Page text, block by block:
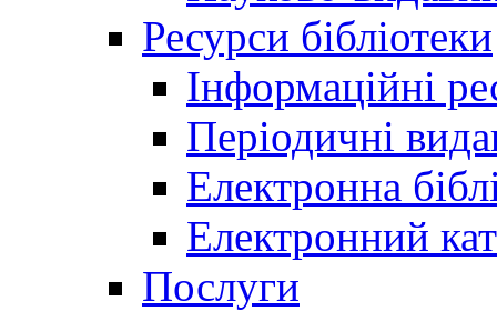
Ресурси бібліотеки
Інформаційні
Періодичні
Електронна
Електронний
Послуги